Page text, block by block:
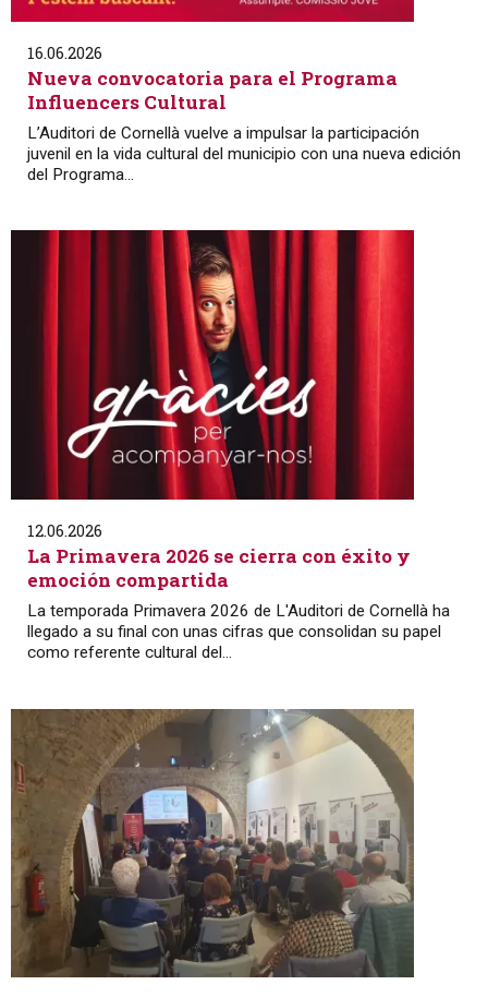
16.06.2026
Nueva convocatoria para el Programa
Influencers Cultural
L’Auditori de Cornellà vuelve a impulsar la participación
juvenil en la vida cultural del municipio con una nueva edición
del Programa...
12.06.2026
La Primavera 2026 se cierra con éxito y
emoción compartida
La temporada Primavera 2026 de L'Auditori de Cornellà ha
llegado a su final con unas cifras que consolidan su papel
como referente cultural del...